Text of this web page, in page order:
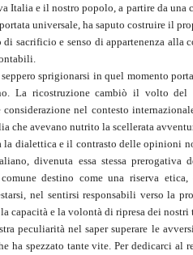
Italia e il nostro popolo, a partire da
universale, ha saputo costruire il
sacrificio e senso di appartenenza alla
sprigionarsi in quel momento
La ricostruzione cambiò il volto del
considerazione nel contesto
che avevano nutrito la scellerata
la dialettica e il contrasto delle opinioni
divenuta essa stessa prerogativa
destino come una riserva
nel sentirsi responsabili verso la
capacità e la volontà di ripresa dei nostri
peculiarità nel saper superare le
ha spezzato tante vite. Per dedicarci al